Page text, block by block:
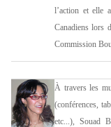
l’action et elle
Canadiens lors
Commission
À travers les
(conférences,
etc...), Souad